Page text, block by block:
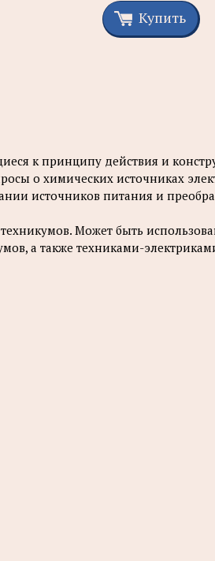
Купить
к принципу действия и
о химических источниках
источников питания и
Может быть
а также техниками-